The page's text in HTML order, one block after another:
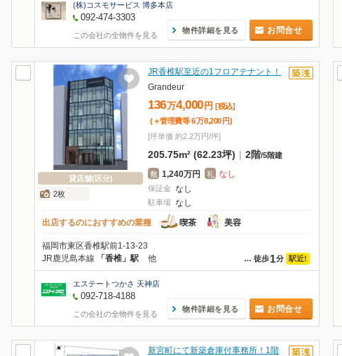
(株)コスモサービス 博多本店
092-474-3303
この会社の全物件を見る
物件詳細を見る お問合せ
貸店舗(区分)
2枚
JR香椎駅至近の1フロアテナント！
Grandeur
136万4,000 円 [税込]
(＋管理費等 6万8,200 円)
[坪単価 約2.2万円/坪]
205.75m² (62.23坪) | 2階/5階建
敷 1,240万円 礼 なし
保証金 なし
駐車場 なし
出店するのにおすすめの業種
喫茶 美容
福岡市東区香椎駅前1-13-23
… 徒歩1分 駅近!
JR鹿児島本線 「香椎」駅 他
エステートつかさ 天神店
092-718-4188
この会社の全物件を見る
物件詳細を見る お問合せ
新宮町にて新築倉庫付事務所！1階